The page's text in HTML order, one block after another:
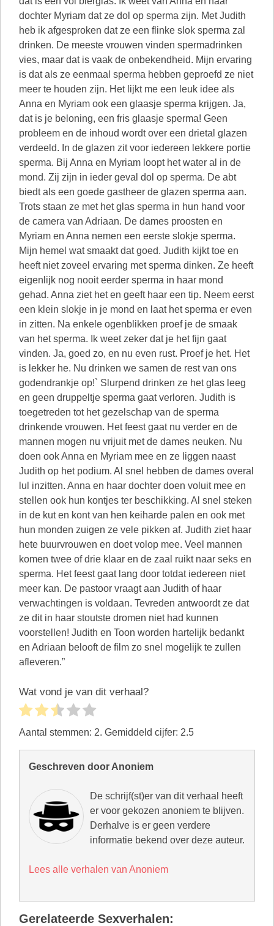
dochter Myriam dat ze dol op sperma zijn. Met Judith
heb ik afgesproken dat ze een flinke slok sperma zal
drinken. De meeste vrouwen vinden spermadrinken
vies, maar dat is vaak de onbekendheid. Mijn ervaring
is dat als ze eenmaal sperma hebben geproefd ze niet
meer te houden zijn. Het lijkt me een leuk idee als
Anna en Myriam ook een glaasje sperma krijgen. Ja,
dat is je beloning, een fris glaasje sperma! Geen
probleem en de inhoud wordt over een drietal glazen
verdeeld. In de glazen zit voor iedereen lekkere portie
sperma. Bij Anna en Myriam loopt het water al in de
mond. Zij zijn in ieder geval dol op sperma. De abt
biedt als een goede gastheer de glazen sperma aan.
Trots staan ze met het glas sperma in hun hand voor
de camera van Adriaan. De dames proosten en
Myriam en Anna nemen een eerste slokje sperma.
Mijn hemel wat smaakt dat goed. Judith kijkt toe en
heeft niet zoveel ervaring met sperma dinken. Ze heeft
eigenlijk nog nooit eerder sperma in haar mond
gehad. Anna ziet het en geeft haar een tip. Neem eerst
een klein slokje in je mond en laat het sperma er even
in zitten. Na enkele ogenblikken proef je de smaak
van het sperma. Ik weet zeker dat je het fijn gaat
vinden. Ja, goed zo, en nu even rust. Proef je het. Het
is lekker he. Nu drinken we samen de rest van ons
godendrankje op!` Slurpend drinken ze het glas leeg
en geen druppeltje sperma gaat verloren. Judith is
toegetreden tot het gezelschap van de sperma
drinkende vrouwen. Het feest gaat nu verder en de
mannen mogen nu vrijuit met de dames neuken. Nu
doen ook Anna en Myriam mee en ze liggen naast
Judith op het podium. Al snel hebben de dames overal
lul inzitten. Anna en haar dochter doen voluit mee en
stellen ook hun kontjes ter beschikking. Al snel steken
in de kut en kont van hen keiharde palen en ook met
hun monden zuigen ze vele pikken af. Judith ziet haar
hete buurvrouwen en doet volop mee. Veel mannen
komen twee of drie klaar en de zaal ruikt naar seks en
sperma. Het feest gaat lang door totdat iedereen niet
meer kan. De pastoor vraagt aan Judith of haar
verwachtingen is voldaan. Tevreden antwoordt ze dat
ze dit in haar stoutste dromen niet had kunnen
voorstellen! Judith en Toon worden hartelijk bedankt
en Adriaan belooft de film zo snel mogelijk te zullen
afleveren.”
Wat vond je van dit verhaal?
Aantal stemmen: 2. Gemiddeld cijfer: 2.5
Geschreven door Anoniem
De schrijf(st)er van dit verhaal heeft
er voor gekozen anoniem te blijven.
Derhalve is er geen verdere
informatie bekend over deze auteur.
Lees alle verhalen van Anoniem
Gerelateerde Sexverhalen: